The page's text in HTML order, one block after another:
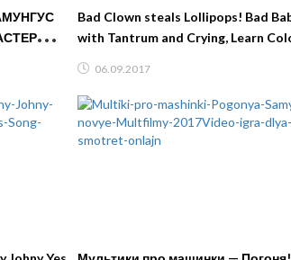
Bad Clown steals Lollipops! Bad
with Tantrum and Crying, Learn
06.09.2017